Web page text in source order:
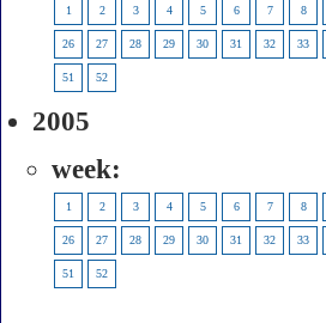
1 2 3 4 5 6 7 8
26 27 28 29 30 31 32 33
51 52
2005
week:
1 2 3 4 5 6 7 8
26 27 28 29 30 31 32 33
51 52